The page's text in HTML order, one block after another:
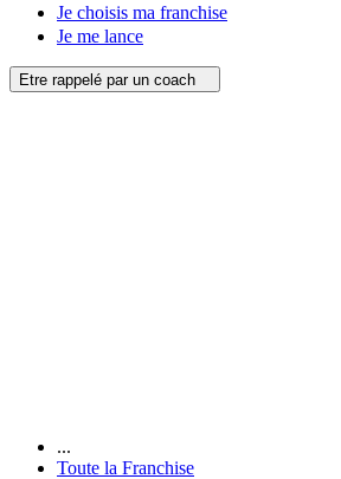
Je choisis ma franchise
Je me lance
Etre rappelé par un coach
...
Toute la Franchise